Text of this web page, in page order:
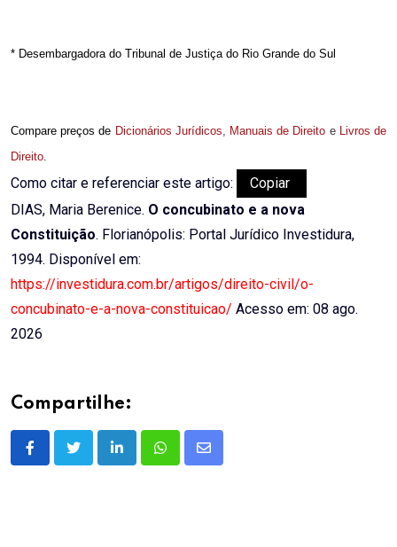
* Desembargadora do Tribunal de Justiça do Rio Grande do Sul
Compare preços de Dicionários Jurídicos, Manuais de Direito e Livros de
Direito.
Como citar e referenciar este artigo:
Copiar
DIAS, Maria Berenice. O concubinato e a nova
Constituição. Florianópolis: Portal Jurídico Investidura,
1994. Disponível em:
https://investidura.com.br/artigos/direito-civil/o-
concubinato-e-a-nova-constituicao/ Acesso em: 08 ago.
2026
Compartilhe:
LinkedInWhatsappShare